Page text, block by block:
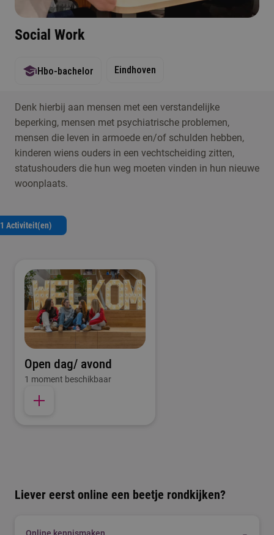
Social Work
Hbo-bachelor Eindhoven
Denk hierbij aan mensen met een verstandelijke
beperking, mensen met psychiatrische problemen,
mensen die leven in armoede en/of schulden hebben,
kinderen wiens ouders in een vechtscheiding zitten,
statushouders die hun weg moeten vinden in hun nieuwe
woonplaats.
1 Activiteit(en)
Open dag/ avond
1 moment beschikbaar
Liever eerst online een beetje rondkijken?